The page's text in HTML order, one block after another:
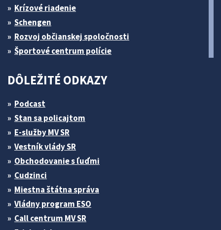
Krízové riadenie
Schengen
Rozvoj občianskej spoločnosti
Športové centrum polície
DÔLEŽITÉ ODKAZY
Podcast
Stan sa policajtom
E-služby MV SR
Vestník vlády SR
Obchodovanie s ľuďmi
Cudzinci
Miestna štátna správa
Vládny program ESO
Call centrum MV SR